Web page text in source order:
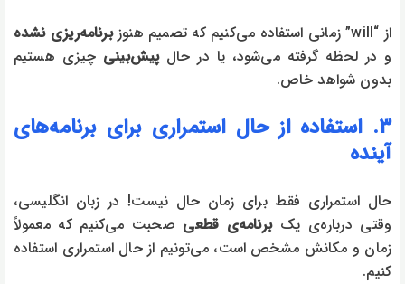
از “will” زمانی استفاده می‌کنیم که تصمیم هنوز
برنامه‌ریزی نشده
و در لحظه گرفته می‌شود، یا در حالپیش‌بینی چیزی هستیم
بدون شواهد خاص.
۳. استفاده از حال استمراری برای برنامه‌های
آینده
حال استمراری فقط برای زمان حال نیست! در زبان انگلیسی،
وقتی درباره‌ی یکبرنامه‌ی قطعی صحبت می‌کنیم که معمولاً
زمان و مکانش مشخص است، می‌تونیم از حال استمراری استفاده
کنیم.